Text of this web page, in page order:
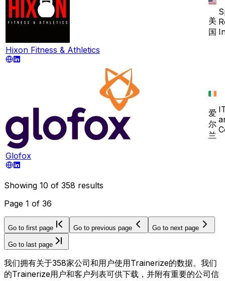
Hixon Fitness & Athletics
美
国
Glofox
爱
尔
兰
Showing 10 of 358 results
Page 1 of 36
Go to first page Go to previous page Go to next page
Go to last page
我们拥有关于358家公司和用户使用Trainerize的数据。我们
的Trainerize用户和客户列表可供下载，并附有重要的公司信